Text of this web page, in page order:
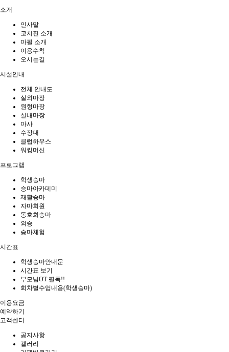
소개
인사말
코치진 소개
마필 소개
이용수칙
오시는길
시설안내
전체 안내도
실외마장
원형마장
실내마장
마사
수장대
클럽하우스
워킹머신
프로그램
학생승마
승마아카데미
재활승마
자마회원
동호회승마
외승
승마체험
시간표
학생승마안내문
시간표 보기
부모님OT 필독!!
회차별수업내용(학생승마)
이용요금
예약하기
고객센터
공지사항
갤러리